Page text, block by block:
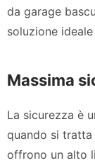
da garage
soluzione
Massima
La sicurezza è
quando si
offrono un alto